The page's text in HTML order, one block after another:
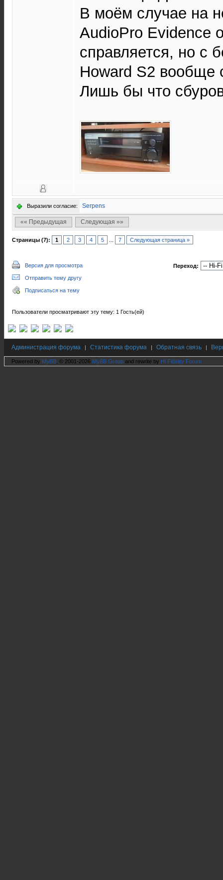
В моём случае на
AudioPro Evidence
справляется, но с
Howard S2 вообще
Лишь бы что
Выразили согласие: Serpens
«« Предыдущая Следующая »»
Страницы (7): 1 2 3 4 5 7 Следующая страница »
Версия для просмотра
Отправить тему другу
Подписаться на тему
Переход:
Пользователи просматривают эту тему: 1 Гость(ей)
Администрация форума | Статистика форума | Обратная связь |
Powered by MyBB , © 2001-2026 MyBB Group and rewrite by Hi Fidelity Forum